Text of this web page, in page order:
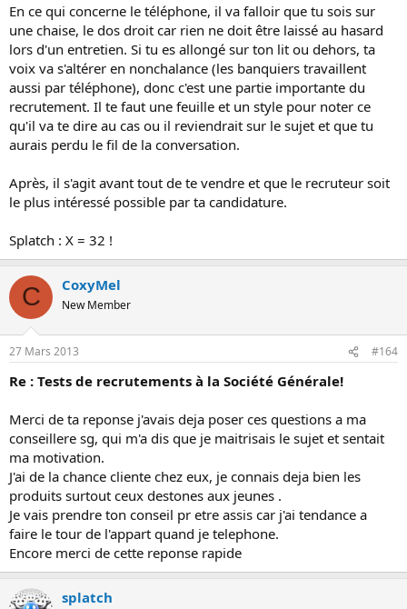
En ce qui concerne le téléphone, il va falloir que tu sois sur
une chaise, le dos droit car rien ne doit être laissé au hasard
lors d'un entretien. Si tu es allongé sur ton lit ou dehors, ta
voix va s'altérer en nonchalance (les banquiers travaillent
aussi par téléphone), donc c'est une partie importante du
recrutement. Il te faut une feuille et un style pour noter ce
qu'il va te dire au cas ou il reviendrait sur le sujet et que tu
aurais perdu le fil de la conversation.
Après, il s'agit avant tout de te vendre et que le recruteur soit
le plus intéressé possible par ta candidature.
Splatch : X = 32 !
C CoxyMel
New Member
27 Mars 2013 #164
Re : Tests de recrutements à la Société Générale!
Merci de ta reponse j'avais deja poser ces questions a ma
conseillere sg, qui m'a dis que je maitrisais le sujet et sentait
ma motivation.
J'ai de la chance cliente chez eux, je connais deja bien les
produits surtout ceux destones aux jeunes .
Je vais prendre ton conseil pr etre assis car j'ai tendance a
faire le tour de l'appart quand je telephone.
Encore merci de cette reponse rapide
splatch